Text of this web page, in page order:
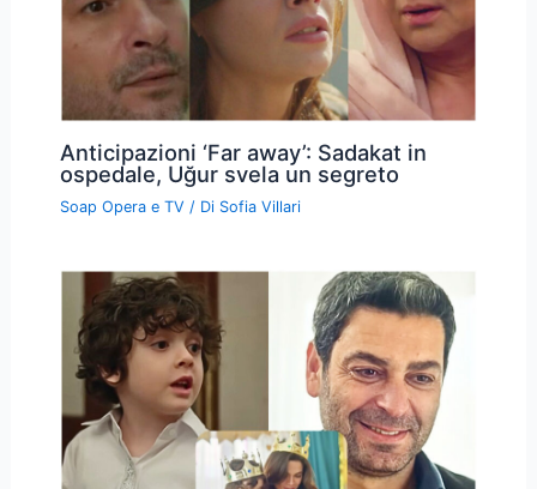
La Promessa: Leocadia cede Angela a
Lorenzo per sfuggire al carcere
Soap Opera e TV/ DiSofia Villari
Anticipazioni ‘Far away’: Sadakat in
ospedale, Uğur svela un segreto